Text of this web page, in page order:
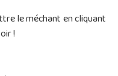
le méchant en cliquant
!